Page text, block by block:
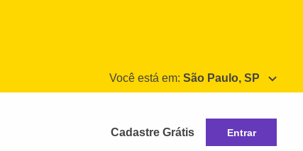
Você está em: São Paulo, SP
Cadastre Grátis Entrar